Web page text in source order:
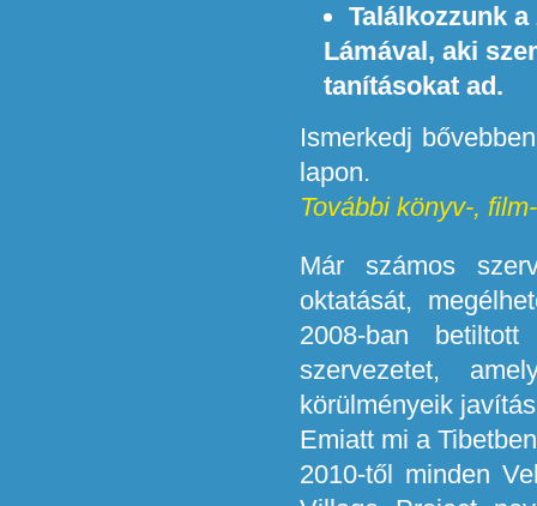
Találkozzunk
Lámával, aki
tanításokat ad.
Ismerkedj
lapon.
További könyv-,
Már számos
oktatását,
2008-ban
szervezetet,
körülményeik
Emiatt mi a
2010-től minden